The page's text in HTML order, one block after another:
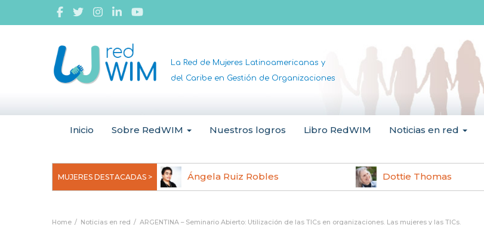
La Red de Mujeres Latinoamericanas y
del Caribe en Gestión de Organizaciones
Inicio Sobre RedWIM Nuestros logros Libro RedWIM Noticias en red
MUJERES DESTACADAS >
Uchegbu, pionera en
Ángela Ruiz Robles Dottie Thomas
Home Noticias en red ARGENTINA – Seminario Abierto: Utilización de las TICs en organizaciones. Las mujeres y las TICs.